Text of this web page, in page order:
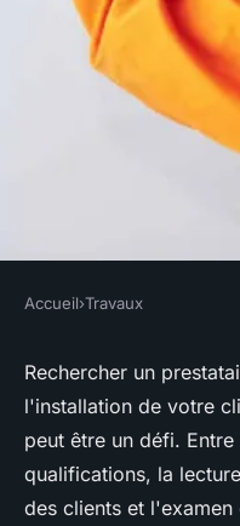
Trouver une
essentiels à
Accueil›Travaux
Rechercher un
l'installation de votre
peut être un défi.
qualifications, la
des clients et